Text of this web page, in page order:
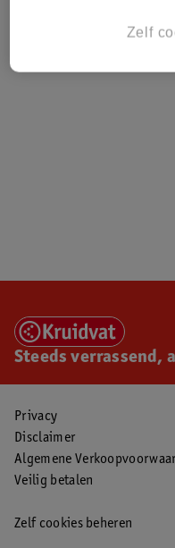
Steeds verrassend,
Privacy
Disclaimer
Algemene
Veilig betalen
Zelf cookies beheren
Zelf